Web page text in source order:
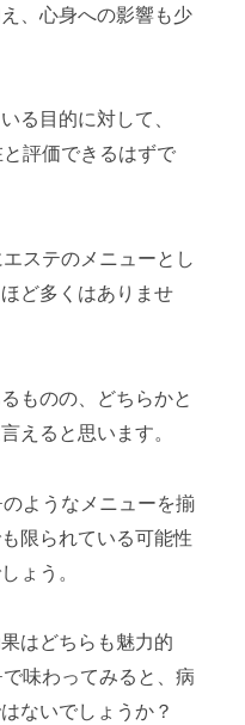
、心身への影響も少
る目的に対して、
評価できるはずで
ステのメニューとし
ど多くはありませ
ものの、どちらかと
えると思います。
ようなメニューを揃
限られている可能性
ょう。
はどちらも魅力的
味わってみると、病
ないでしょうか？